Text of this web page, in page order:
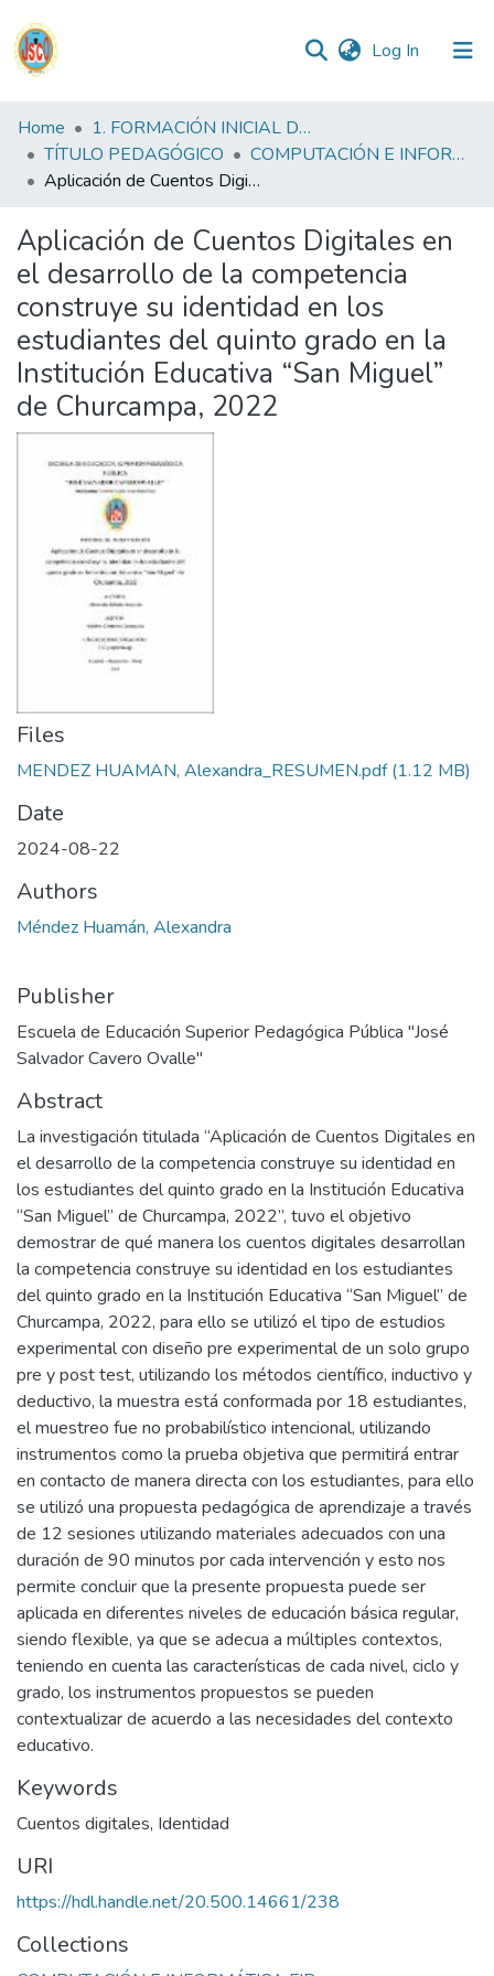
Log In (current)
Communities
&
Collections
Statistics
Reglamento
Formatos
Manuales
Home
1. FORMACIÓN INICIAL DOCENTE
TÍTULO PEDAGÓGICO
COMPUTACIÓN E INFORMÁTICA FID
Aplicación de Cuentos Digitales en el desarrollo de la competencia construye su identidad en los estudiantes del quinto grado en la Institución Educativa “San Miguel” de Churcampa, 2022
Aplicación de Cuentos Digitales en
el desarrollo de la competencia
construye su identidad en los
estudiantes del quinto grado en la
Institución Educativa “San Miguel”
de Churcampa, 2022
Files
MENDEZ HUAMAN, Alexandra_RESUMEN.pdf(1.12 MB)
Date
2024-08-22
Authors
Méndez Huamán, Alexandra
Publisher
Escuela de Educación Superior Pedagógica Pública "José
Salvador Cavero Ovalle"
Abstract
La investigación titulada “Aplicación de Cuentos Digitales en
el desarrollo de la competencia construye su identidad en
los estudiantes del quinto grado en la Institución Educativa
“San Miguel” de Churcampa, 2022”, tuvo el objetivo
demostrar de qué manera los cuentos digitales desarrollan
la competencia construye su identidad en los estudiantes
del quinto grado en la Institución Educativa “San Miguel” de
Churcampa, 2022, para ello se utilizó el tipo de estudios
experimental con diseño pre experimental de un solo grupo
pre y post test, utilizando los métodos científico, inductivo y
deductivo, la muestra está conformada por 18 estudiantes,
el muestreo fue no probabilístico intencional, utilizando
instrumentos como la prueba objetiva que permitirá entrar
en contacto de manera directa con los estudiantes, para ello
se utilizó una propuesta pedagógica de aprendizaje a través
de 12 sesiones utilizando materiales adecuados con una
duración de 90 minutos por cada intervención y esto nos
permite concluir que la presente propuesta puede ser
aplicada en diferentes niveles de educación básica regular,
siendo flexible, ya que se adecua a múltiples contextos,
teniendo en cuenta las características de cada nivel, ciclo y
grado, los instrumentos propuestos se pueden
contextualizar de acuerdo a las necesidades del contexto
educativo.
Keywords
Cuentos digitales, Identidad
URI
https://hdl.handle.net/20.500.14661/238
Collections